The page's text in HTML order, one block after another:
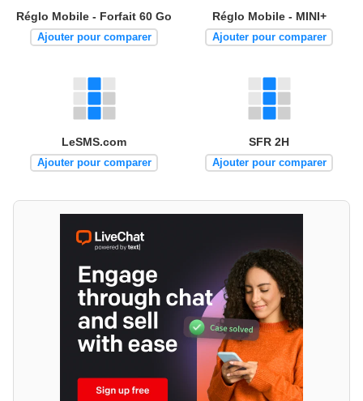
Réglo Mobile - Forfait 60 Go
Ajouter pour comparer
Réglo Mobile - MINI+
Ajouter pour comparer
LeSMS.com
Ajouter pour comparer
SFR 2H
Ajouter pour comparer